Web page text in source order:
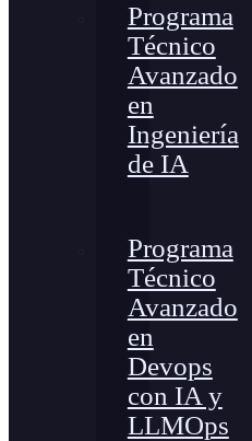
Programa
Técnico
Avanzado
en
Ingeniería
de IA
Programa
Técnico
Avanzado
en
Devops
con IA y
LLMOps